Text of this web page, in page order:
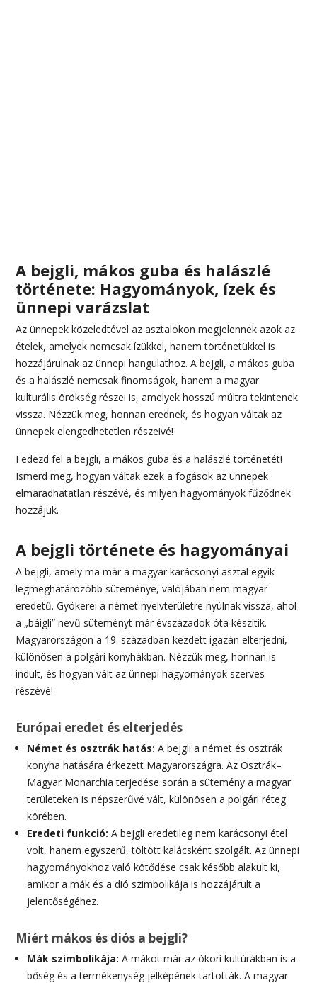
A bejgli, mákos guba és halászlé
története: Hagyományok, ízek és
ünnepi varázslat
Az ünnepek közeledtével az asztalokon megjelennek azok az
ételek, amelyek nemcsak ízükkel, hanem történetükkel is
hozzájárulnak az ünnepi hangulathoz. A bejgli, a mákos guba
és a halászlé nemcsak finomságok, hanem a magyar
kulturális örökség részei is, amelyek hosszú múltra tekintenek
vissza. Nézzük meg, honnan erednek, és hogyan váltak az
ünnepek elengedhetetlen részeivé!
Fedezd fel a bejgli, a mákos guba és a halászlé történetét!
Ismerd meg, hogyan váltak ezek a fogások az ünnepek
elmaradhatatlan részévé, és milyen hagyományok fűződnek
hozzájuk.
A bejgli története és hagyományai
A bejgli, amely ma már a magyar karácsonyi asztal egyik
legmeghatározóbb süteménye, valójában nem magyar
eredetű. Gyökerei a német nyelvterületre nyúlnak vissza, ahol
a „báigli” nevű süteményt már évszázadok óta készítik.
Magyarországon a 19. században kezdett igazán elterjedni,
különösen a polgári konyhákban. Nézzük meg, honnan is
indult, és hogyan vált az ünnepi hagyományok szerves
részévé!
Európai eredet és elterjedés
Német és osztrák hatás: A bejgli a német és osztrák
konyha hatására érkezett Magyarországra. Az Osztrák–
Magyar Monarchia terjedése során a sütemény a magyar
területeken is népszerűvé vált, különösen a polgári réteg
körében.
Eredeti funkció: A bejgli eredetileg nem karácsonyi étel
volt, hanem egyszerű, töltött kalácsként szolgált. Az ünnepi
hagyományokhoz való kötődése csak később alakult ki,
amikor a mák és a dió szimbolikája is hozzájárult a
jelentőségéhez.
Miért mákos és diós a bejgli?
Mák szimbolikája: A mákot már az ókori kultúrákban is a
bőség és a termékenység jelképének tartották. A magyar